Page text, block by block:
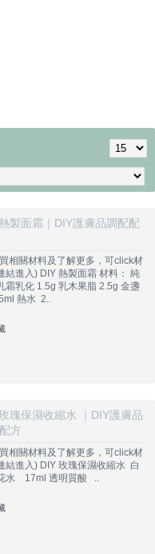
製面霜｜DIY護膚品調配配
相關材料及了解更多，可click材
結進入) DIY 熱製面霜 材料： 純
霜乳化 1.5g 乳木果脂 2.5g 金盞
熱水 2..
瑰保濕收縮水 ｜DIY護膚品
方
相關材料及了解更多，可click材
結進入) DIY 玫瑰保濕收縮水 白
水 17ml 透明質酸 ..